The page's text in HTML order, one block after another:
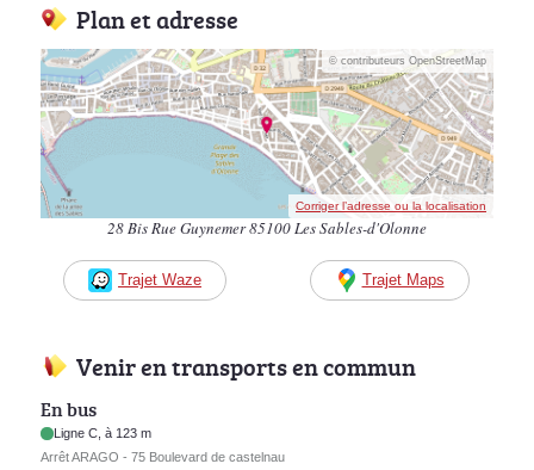
Plan et adresse
© contributeurs OpenStreetMap
Corriger l’adresse ou la localisation
28 Bis Rue Guynemer 85100 Les Sables-d'Olonne
Trajet Waze Trajet Maps
Venir en transports en commun
En bus
Ligne C, à 123 m
Arrêt ARAGO - 75 Boulevard de castelnau